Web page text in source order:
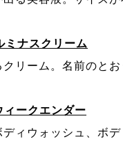
ナスクリーム
リーム。名前のとお
ークエンダー
ィウォッシュ、ボデ